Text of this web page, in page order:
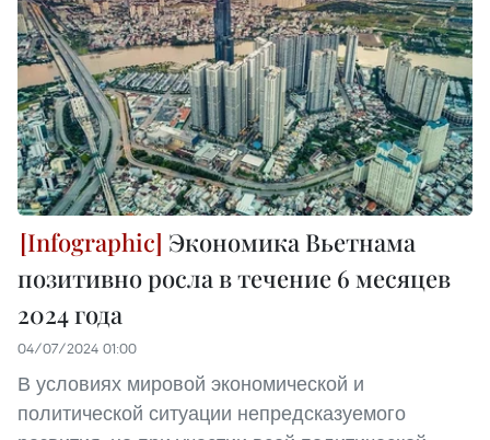
Экономика Вьетнама
позитивно росла в течение 6 месяцев
2024 года
04/07/2024 01:00
В условиях мировой экономической и
политической ситуации непредсказуемого